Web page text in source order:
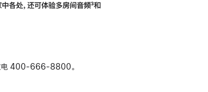
中各处，还可体验多‍房‍间音频脚
³和
400-666-8800。